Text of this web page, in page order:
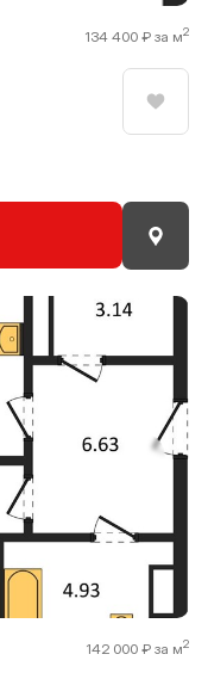
134 400 ₽ за м2
142 000 ₽ за м2